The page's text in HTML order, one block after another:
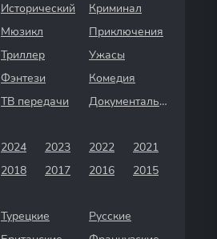
Исторический
Криминал
Мюзикл
Приключения
Триллер
Ужасы
Фэнтези
Комедия
ТВ передачи Документальный
2024 2023 2022
2021
2018 2017 2016 2015
Турецкие
Русские